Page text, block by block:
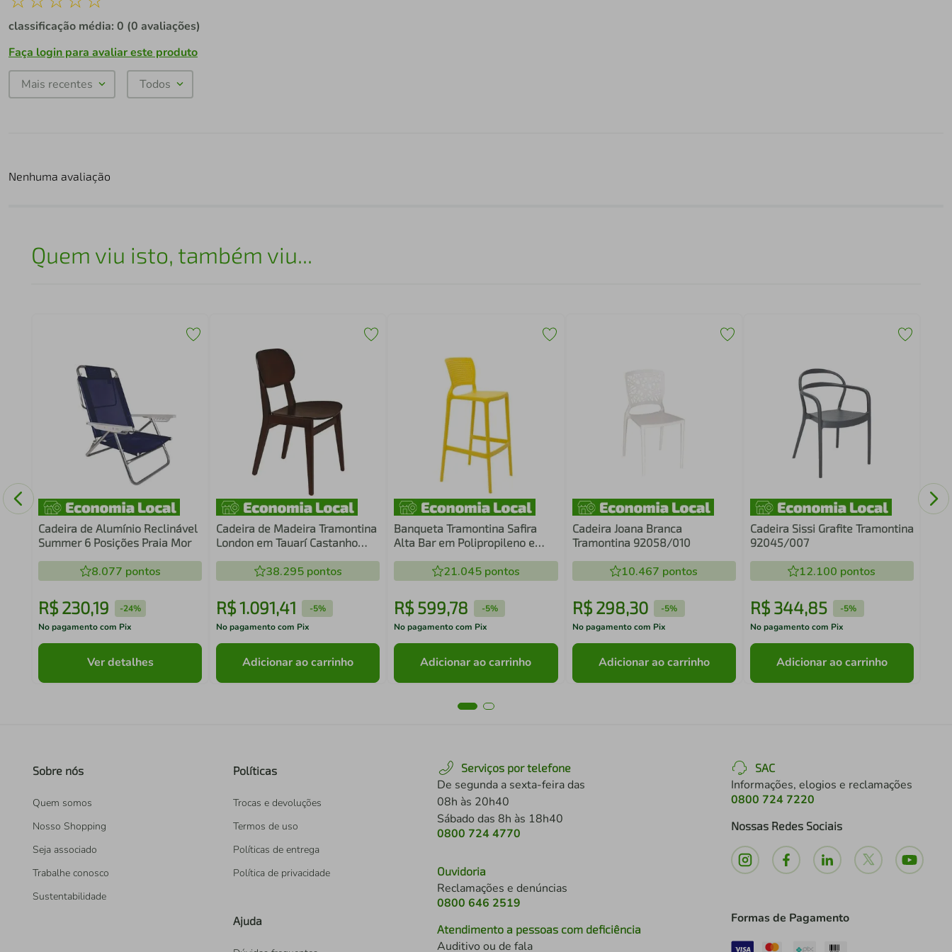
classificação média: 0 (0 avaliações)
Faça login para avaliar este produto
Mais recentes Todos
Nenhuma avaliação
Quem viu isto, também viu...
Cadeira de Alumínio Reclinável
Summer 6 Posições Praia Mor
8.077 pontos
R$ 230,19 -24%
No pagamento com Pix
Ver detalhes
Cadeira de Madeira Tramontina
London em Tauarí Castanho
38.295pontos
R$1.091,41 -5%
No pagamento com Pix
Adicionar ao carrinho
Banqueta Tramontina Safira
Alta Bar em Polipropileno e
21.045pontos
R$599,78 -5%
No pagamento com Pix
Adicionar ao carrinho
Cadeira Joana Branca
Tramontina 92058/010
10.467 pontos
R$ 298,30 -5%
No pagamento com Pix
Adicionar ao carrinho
Cadeira Sissi Grafite Tramontina
92045/007
12.100 pontos
R$ 344,85 -5%
No pagamento com Pix
Adicionar ao carrinho
Sobre nós
Quem somos
Nosso Shopping
Seja associado
Trabalhe conosco
Sustentabilidade
Políticas
Trocas e devoluções
Termos de uso
Políticas de entrega
Política de privacidade
Ajuda
Serviços por telefone
De segunda a sexta-feira das
08h às 20h40
Sábado das 8h às 18h40
0800 724 4770
Ouvidoria
Reclamações e denúncias
0800 646 2519
Atendimento a pessoas com deficiência
Auditivo ou de fala
SAC
Informações, elogios e reclamações
0800 724 7220
Nossas Redes Sociais
Formas de Pagamento